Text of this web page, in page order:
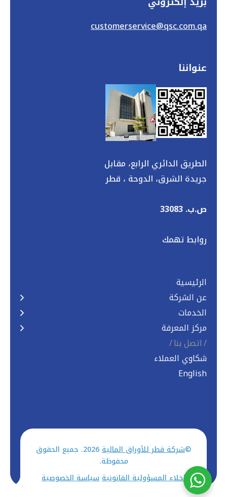
customerservice@qsc.com.qa
عنواننا
الطريق الدائري الرابع، مقابل
جريدة الشرق، الدوحة ، قطر
ص.ب. 33083
روابط تهمك
الرئيسية
عن الشركة
الخدمات
مركز المعرفة
اتصل بنا
شكاوي العملاء
English
©شركة قطر للأوراق المالية
2026. جميع الحقوق
محفوظة.
اخلاء المسؤولية القانونيةسياسة الخصوصية